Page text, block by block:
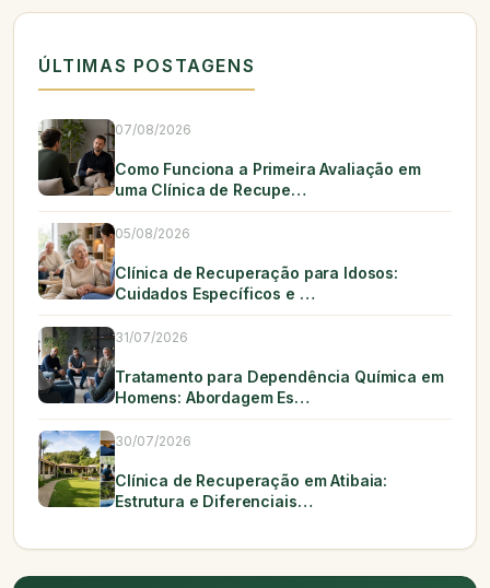
ÚLTIMAS POSTAGENS
07/08/2026
Como Funciona a Primeira Avaliação em
uma Clínica de Recupe…
05/08/2026
Clínica de Recuperação para Idosos:
Cuidados Específicos e …
31/07/2026
Tratamento para Dependência Química em
Homens: Abordagem Es…
30/07/2026
Clínica de Recuperação em Atibaia:
Estrutura e Diferenciais…